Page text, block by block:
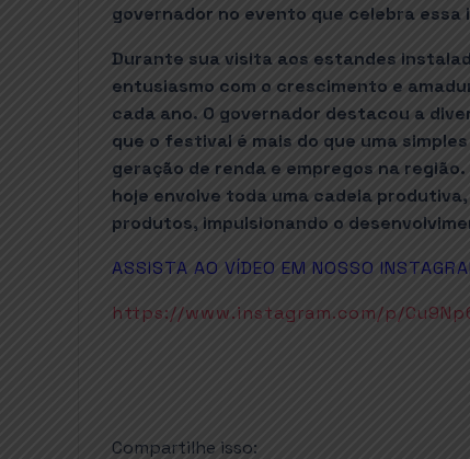
governador no evento que celebra
Durante sua visita aos estandes
entusiasmo com o crescimento e
cada ano. O governador destacou a
que o festival é mais do que uma
geração de renda e empregos na
hoje envolve toda uma cadeia
produtos, impulsionando o
ASSISTA AO VÍDEO EM NOSSO
https://www.instagram.com/p/
Compartilhe isso: